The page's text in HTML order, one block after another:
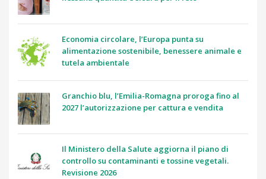
Economia circolare, l’Europa punta su
alimentazione sostenibile, benessere animale e
tutela ambientale
Granchio blu, l’Emilia-Romagna proroga fino al
2027 l’autorizzazione per cattura e vendita
Il Ministero della Salute aggiorna il piano di
controllo su contaminanti e tossine vegetali.
Revisione 2026